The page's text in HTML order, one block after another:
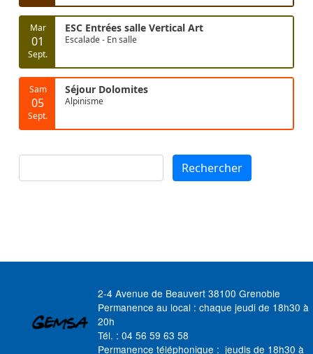
Mar
01
Sept.
ESC Entrées salle Vertical Art
Escalade - En salle
Sam
05
Sept.
Séjour Dolomites
Alpinisme
Rechercher Rechercher
2-4 Avenue de Beauvert 38100 Grenoble
Permanence au local : chaque jeudi de 18h30 à
20h
Tél. : 04 56 59 63 58
Permanence téléphonique : jeudis de 18h30 à